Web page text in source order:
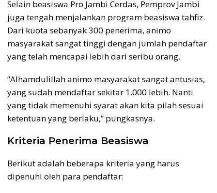
Selain beasiswa Pro Jambi Cerdas, Pemprov Jambi
juga tengah menjalankan program beasiswa tahfiz.
Dari kuota sebanyak 300 penerima, animo
masyarakat sangat tinggi dengan jumlah pendaftar
yang telah mencapai lebih dari seribu orang.
“Alhamdulillah animo masyarakat sangat antusias,
yang sudah mendaftar sekitar 1.000 lebih. Nanti
yang tidak memenuhi syarat akan kita pilah sesuai
ketentuan yang berlaku,” pungkasnya.
Kriteria Penerima Beasiswa
Berikut adalah beberapa kriteria yang harus
dipenuhi oleh para pendaftar: